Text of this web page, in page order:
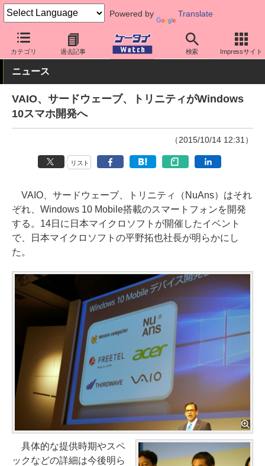
Powered by Translate
カテゴリ 過去記事 検索 Impressサイト
ケータイ Watch OS Windows Windows Phone
ニュース
VAIO、サードウェーブ、トリニティがWindows
10スマホ開発へ
（2015/10/14 12:31）
リスト
VAIO、サードウェーブ、トリニティ（NuAns）はそれ
ぞれ、Windows 10 Mobile搭載のスマートフォンを開発
する。14日に日本マイクロソフトが開催したイベント
で、日本マイクロソフトの平野拓也社長が明らかにし
た。
具体的な提供時期やスペ
ックなどの詳細は今後明ら